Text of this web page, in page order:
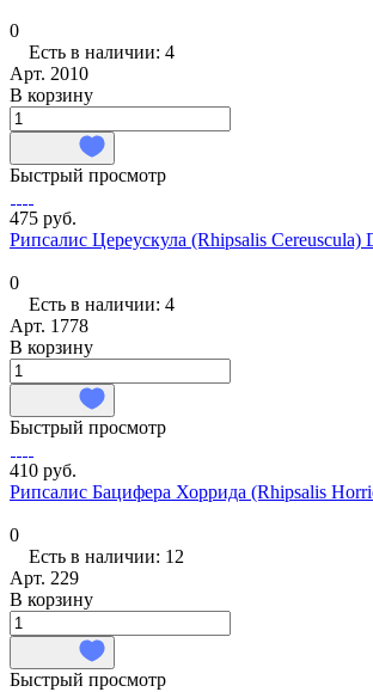
0
Есть в наличии: 4
Арт. 2010
В корзину
Быстрый просмотр
475 руб.
Рипсалис Цереускула (Rhipsalis Cereuscula)
0
Есть в наличии: 4
Арт. 1778
В корзину
Быстрый просмотр
410 руб.
Рипсалис Бацифера Хоррида (Rhipsalis
0
Есть в наличии: 12
Арт. 229
В корзину
Быстрый просмотр